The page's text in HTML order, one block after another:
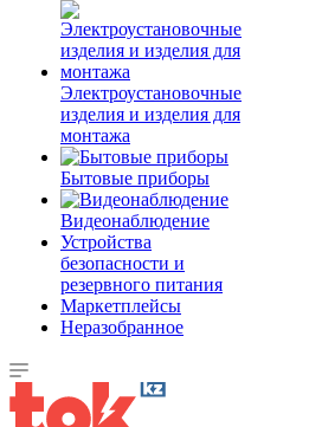
Электроустановочные
изделия и изделия для
монтажа
Бытовые приборы
Видеонаблюдение
Устройства
безопасности и
резервного питания
Маркетплейсы
Неразобранное